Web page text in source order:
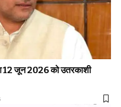
12 जून 2026 को उतरकाशी